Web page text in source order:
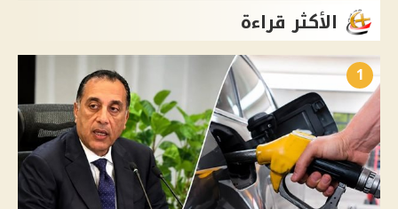
الأكثر قراءة
1